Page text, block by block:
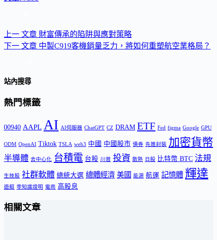
上一 文章 財富傳承的陷阱與應對策略
下一 文章 中製C919客機銷量乏力，將如何重塑航空業格局？
站內搜尋
熱門標籤
00940 AAPL AI AI伺服器 ChatGPT CZ DRAM ETF Fed figma Google GPU
ODM OpenAI Tiktok TSLA web3 中國 中國股市 債券 先進封裝 加密貨幣
半導體 去中心化 台積電 台股 川普 投資 散熱 日股 比特幣 BTC 法規
生技股 社群軟體 總統大選 總體經濟 美國 能源 航運 記憶體 輝達
遊艇 零知識證明 電商 高股息
相關文章